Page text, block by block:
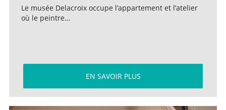
Le musée Delacroix occupe l’appartement et l’atelier
où le peintre…
EN SAVOIR PLUS